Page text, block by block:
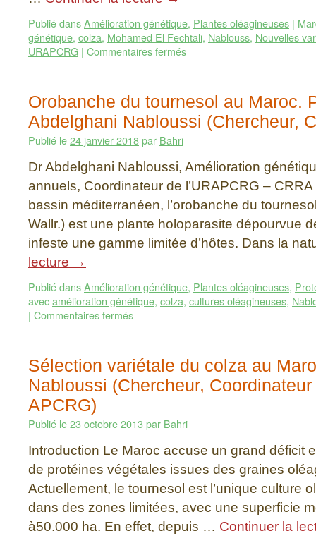
Publié dansAmélioration génétique, Plantes oléagineuses |
génétique, colza, Mohamed El Fechtali, Nablouss, Nouvelles
URAPCRG | Commentaires fermés
Orobanche du tournesol au Maroc.
Abdelghani Nabloussi (Chercheur,
Publié le24 janvier 2018par Bahri
Dr Abdelghani Nabloussi, Amélioration
annuels, Coordinateur de l’URAPCRG –
bassin méditerranéen, l’orobanche du
Wallr.) est une plante holoparasite dépourvue
infeste une gamme limitée d’hôtes. Dans la
lecture →
Publié dansAmélioration génétique, Plantes oléagineuses,
avecamélioration génétique, colza, cultures oléagineuses,
| Commentaires fermés
Sélection variétale du colza au
Nabloussi (Chercheur, Coordinateur
APCRG)
Publié le23 octobre 2013par Bahri
Introduction Le Maroc accuse un grand déficit
de protéines végétales issues des graines
Actuellement, le tournesol est l’unique culture
dans des zones limitées, avec une superficie
à50.000 ha. En effet, depuis … Continuer la